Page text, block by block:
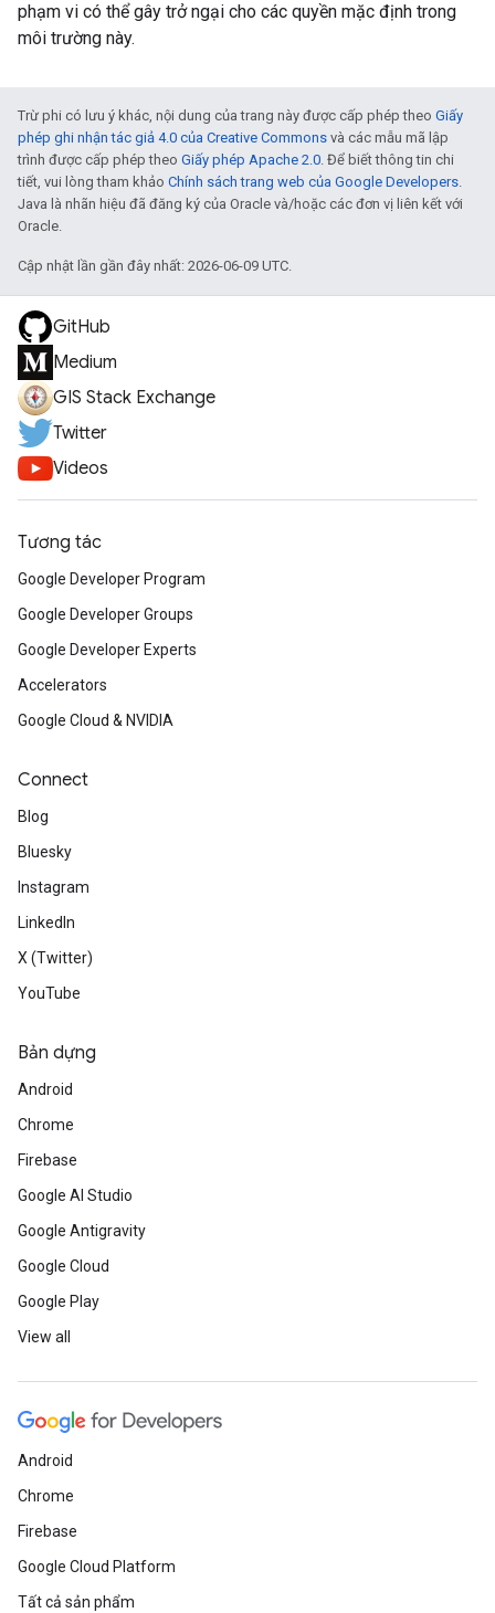
phạm vi có thể gây trở ngại cho các quyền mặc định trong
môi trường này.
Trừ phi có lưu ý khác, nội dung của trang này được cấp phép theo Giấy
phép ghi nhận tác giả 4.0 của Creative Commons và các mẫu mã lập
trình được cấp phép theo Giấy phép Apache 2.0. Để biết thông tin chi
tiết, vui lòng tham khảo Chính sách trang web của Google Developers.
Java là nhãn hiệu đã đăng ký của Oracle và/hoặc các đơn vị liên kết với
Oracle.
Cập nhật lần gần đây nhất: 2026-06-09 UTC.
GitHub
Medium
GIS Stack Exchange
Twitter
Videos
Tương tác
Google Developer Program
Google Developer Groups
Google Developer Experts
Accelerators
Google Cloud & NVIDIA
Connect
Blog
Bluesky
Instagram
LinkedIn
X (Twitter)
YouTube
Bản dựng
Android
Chrome
Firebase
Google AI Studio
Google Antigravity
Google Cloud
Google Play
View all
Android
Chrome
Firebase
Google Cloud Platform
Tất cả sản phẩm